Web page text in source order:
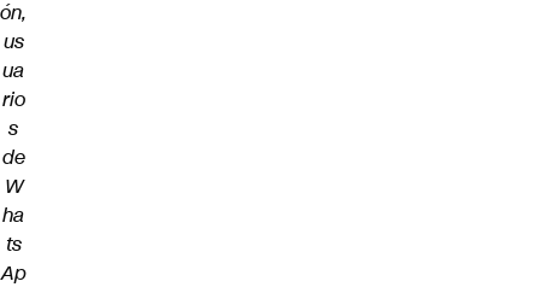
ón,
us
ua
rio
s
de
W
ha
ts
Ap